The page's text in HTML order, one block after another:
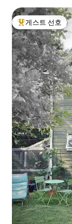
상위 게스트 선호
게스트 선호